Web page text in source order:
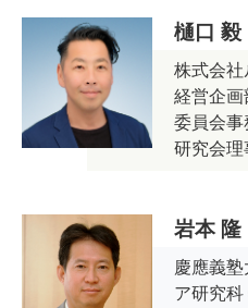
樋口 毅
株式会
経営企画
委員会事
研究会理
岩本 隆
慶應義
ア研究科